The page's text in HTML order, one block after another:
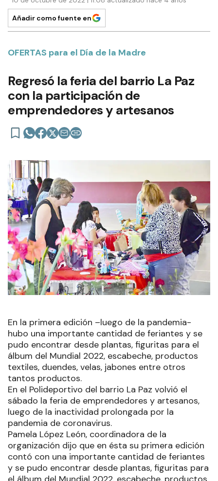
Añadir como fuente en
OFERTAS para el Día de la Madre
Regresó la feria del barrio La Paz
con la participación de
emprendedores y artesanos
En la primera edición –luego de la pandemia-
hubo una importante cantidad de feriantes y se
pudo encontrar desde plantas, figuritas para el
álbum del Mundial 2022, escabeche, productos
textiles, duendes, velas, jabones entre otros
tantos productos.
En el Polideportivo del barrio La Paz volvió el
sábado la feria de emprendedores y artesanos,
luego de la inactividad prolongada por la
pandemia de coronavirus.
Pamela López León, coordinadora de la
organización dijo que en ésta su primera edición
contó con una importante cantidad de feriantes
y se pudo encontrar desde plantas, figuritas para